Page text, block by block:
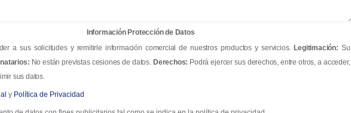
Información Protección de Datos
a sus solicitudes y remitirle información comercial de nuestros productos y servicios. Legitimación: Su
No están previstas cesiones de datos. Derechos: Podrá ejercer sus derechos, entre otros, a acceder,
sus datos.
y Política de Privacidad